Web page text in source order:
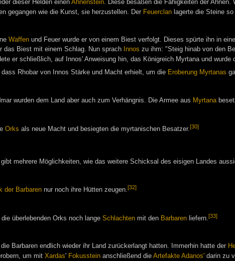
dieser Helden einen Ahnenstein. Diese besaßen die Fähigkeiten der Ahnen.
gegangen wie die Kunst, sie herzustellen. Der Feuerclanlagerte die Steine so
Waffenund Feuer wurde er von einem Biest verfolgt. Dieses spürte ihn in
das Biest mit einem Schlag. Nun sprach Innos zu ihm: "Steig hinab von den
er schließlich, auf Innos' Anweisung hin, das Königreich Myrtana und wurde
Rhobar von Innos Stärke und Macht erhielt, um die Eroberung Myrtanas
wurden dem Land aber auch zum Verhängnis. Die Armee aus Myrtana
Orks als neue Macht und besiegten die myrtanischen Besatzer.[30]
mehrere Möglichkeiten, wie das weitere Schicksal des eisigen Landes
der Barbarennur noch ihre Hütten zeugen.[32]
überlebenden Orks noch lange Schlachtenmit den Barbarenliefern. [33]
Barbaren endlich wieder ihr Land zurückerlangt hatten. Immerhin hatte der
um mit Xardas' Fokussteinanschließend die Artefakte Adanos'darin zu